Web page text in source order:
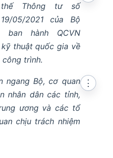
thế Thông tư số
05/2021 của Bộ
hành QCVN
kỹ thuật quốc gia về
công trình.
ngang Bộ, cơ quan
nhân dân các tỉnh,
ương và các tổ
chịu trách nhiệm
⋮